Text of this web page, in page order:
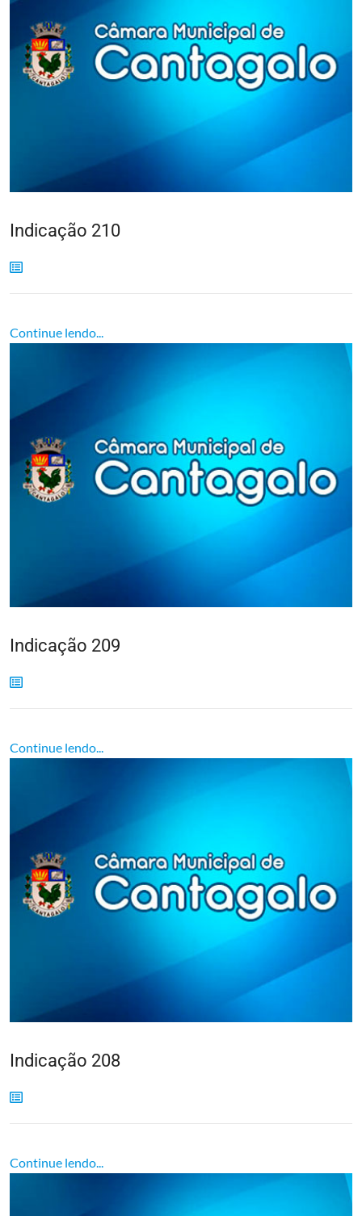
Indicação 210
Continue lendo...
Indicação 209
Continue lendo...
Indicação 208
Continue lendo...